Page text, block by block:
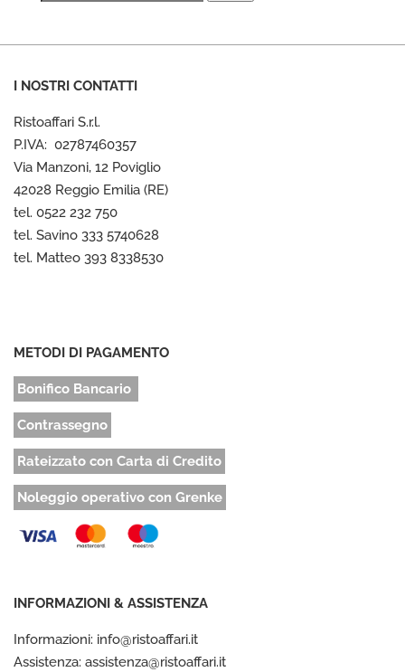
I NOSTRI CONTATTI
Ristoaffari S.r.l.
P.IVA: 02787460357
Via Manzoni, 12 Poviglio
42028 Reggio Emilia (RE)
tel. 0522 232 750
tel. Savino 333 5740628
tel. Matteo 393 8338530
METODI DI PAGAMENTO
Bonifico Bancario
Contrassegno
Rateizzato con Carta di Credito
Noleggio operativo con Grenke
INFORMAZIONI & ASSISTENZA
Informazioni: info@ristoaffari.it
Assistenza: assistenza@ristoaffari.it